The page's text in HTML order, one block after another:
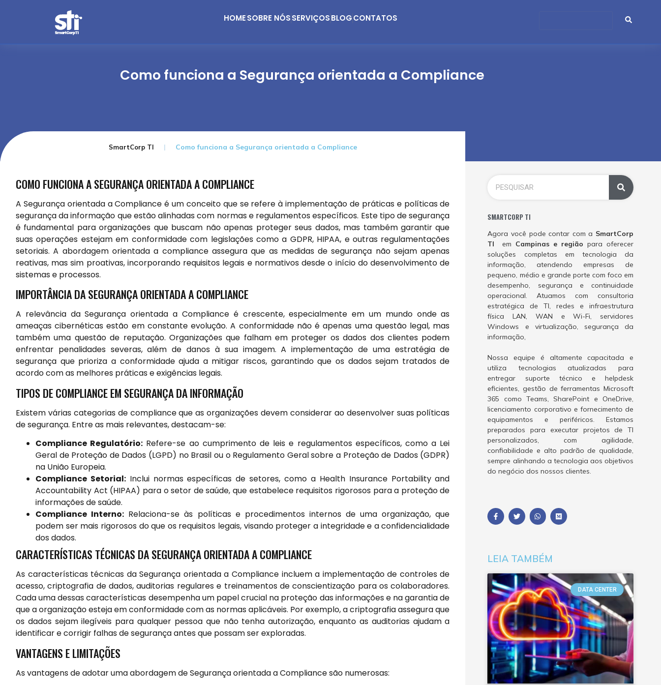
HOMESOBRE NÓSSERVIÇOSBLOGCONTATOS
Como funciona a Segurança orientada a Compliance
SmartCorp TI Como funciona a Segurança orientada a Compliance
COMO FUNCIONA A SEGURANÇA ORIENTADA A COMPLIANCE
A Segurança orientada a Compliance é um conceito que se refere à implementação de práticas e políticas de
segurança da informação que estão alinhadas com normas e regulamentos específicos. Este tipo de segurança
é fundamental para organizações que buscam não apenas proteger seus dados, mas também garantir que
suas operações estejam em conformidade com legislações como a GDPR, HIPAA, e outras regulamentações
setoriais. A abordagem orientada a compliance assegura que as medidas de segurança não sejam apenas
reativas, mas sim proativas, incorporando requisitos legais e normativos desde o início do desenvolvimento de
sistemas e processos.
IMPORTÂNCIA DA SEGURANÇA ORIENTADA A COMPLIANCE
A relevância da Segurança orientada a Compliance é crescente, especialmente em um mundo onde as
ameaças cibernéticas estão em constante evolução. A conformidade não é apenas uma questão legal, mas
também uma questão de reputação. Organizações que falham em proteger os dados dos clientes podem
enfrentar penalidades severas, além de danos à sua imagem. A implementação de uma estratégia de
segurança que prioriza a conformidade ajuda a mitigar riscos, garantindo que os dados sejam tratados de
acordo com as melhores práticas e exigências legais.
TIPOS DE COMPLIANCE EM SEGURANÇA DA INFORMAÇÃO
Existem várias categorias de compliance que as organizações devem considerar ao desenvolver suas políticas
de segurança. Entre as mais relevantes, destacam-se:
Compliance Regulatório: Refere-se ao cumprimento de leis e regulamentos específicos, como a Lei
Geral de Proteção de Dados (LGPD) no Brasil ou o Regulamento Geral sobre a Proteção de Dados (GDPR)
na União Europeia.
Compliance Setorial:Inclui normas específicas de setores, como a Health Insurance Portability and
Accountability Act (HIPAA) para o setor de saúde, que estabelece requisitos rigorosos para a proteção de
informações de saúde.
Compliance Interno: Relaciona-se às políticas e procedimentos internos de uma organização, que
podem ser mais rigorosos do que os requisitos legais, visando proteger a integridade e a confidencialidade
dos dados.
CARACTERÍSTICAS TÉCNICAS DA SEGURANÇA ORIENTADA A COMPLIANCE
As características técnicas da Segurança orientada a Compliance incluem a implementação de controles de
acesso, criptografia de dados, auditorias regulares e treinamentos de conscientização para os colaboradores.
Cada uma dessas características desempenha um papel crucial na proteção das informações e na garantia de
que a organização esteja em conformidade com as normas aplicáveis. Por exemplo, a criptografia assegura que
os dados sejam ilegíveis para qualquer pessoa que não tenha autorização, enquanto as auditorias ajudam a
identificar e corrigir falhas de segurança antes que possam ser exploradas.
VANTAGENS E LIMITAÇÕES
As vantagens de adotar uma abordagem de Segurança orientada a Compliance são numerosas:
SMARTCORP TI
Agora você pode contar com a SmartCorp
TI em Campinas e região para oferecer
soluções completas em tecnologia da
informação, atendendo empresas de
pequeno, médio e grande porte com foco em
desempenho, segurança e continuidade
operacional. Atuamos com consultoria
estratégica de TI, redes e infraestrutura
física LAN, WAN e Wi-Fi, servidores
Windows e virtualização, segurança da
informação,
Nossa equipe é altamente capacitada e
utiliza tecnologias atualizadas para
entregar suporte técnico e helpdesk
eficientes, gestão de ferramentas Microsoft
365 como Teams, SharePoint e OneDrive,
licenciamento corporativo e fornecimento de
equipamentos e periféricos. Estamos
preparados para executar projetos de TI
personalizados, com agilidade,
confiabilidade e alto padrão de qualidade,
sempre alinhando a tecnologia aos objetivos
do negócio dos nossos clientes.
LEIA TAMBÉM
DATA CENTER